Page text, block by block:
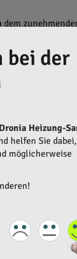
von
bei der
Heizung-
helfen Sie dabei,
möglicherweise